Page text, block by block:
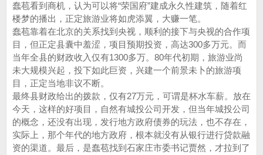
蠢苞看到商机，认为可以将“荣国府”建成永久性建筑，随着红
楼梦的播出，正定旅游业将如虎添翼，大赚一笔。
蠢苞靠着在北京的关系找到央视，顺利的接下与央视的合作项
目，但正定县囊中羞涩，项目预期投资，高达300多万元。而
当年全县的财政收入仅有1300多万。80年代初期，旅游业尚
未大规模兴起，投下如此巨资，兴建一个前景未卜的旅游项
目，正定当地非议不断。
最终县财政给出的拨款，仅有27万元，可谓是杯水车薪。放在
今天，这样的好项目，自然有城投公司开发，但当年城投公司
的概念，还没有出现，发行地方政府债券的玩法，也不存在，
实际上，那个年代的地方政府，根本就没有从银行进行贷款融
资的渠道。最后，是蠢苞找到石家庄市委书记贾然，才拉到了